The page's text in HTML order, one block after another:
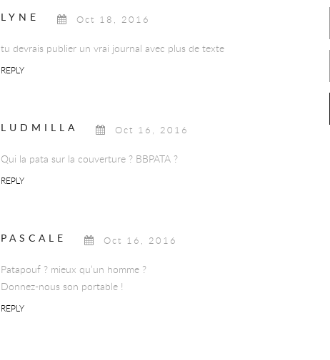
LYNE Oct 18, 2016
tu devrais publier un vrai journal avec plus de texte
REPLY
LUDMILLA Oct 16, 2016
Qui la pata sur la couverture ? BBPATA ?
REPLY
PASCALE Oct 16, 2016
Patapouf ? mieux qu’un homme ?
Donnez-nous son portable !
REPLY